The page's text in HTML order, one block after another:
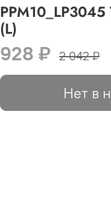
(L)
928 ₽ 2 042 ₽
Нет в